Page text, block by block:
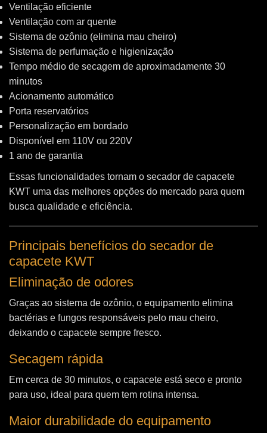
Ventilação eficiente
Ventilação com ar quente
Sistema de ozônio (elimina mau cheiro)
Sistema de perfumação e higienização
Tempo médio de secagem de aproximadamente 30
minutos
Acionamento automático
Porta reservatórios
Personalização em bordado
Disponível em 110V ou 220V
1 ano de garantia
Essas funcionalidades tornam o secador de capacete
KWT uma das melhores opções do mercado para quem
busca qualidade e eficiência.
Principais benefícios do secador de
capacete KWT
Eliminação de odores
Graças ao sistema de ozônio, o equipamento elimina
bactérias e fungos responsáveis pelo mau cheiro,
deixando o capacete sempre fresco.
Secagem rápida
Em cerca de 30 minutos, o capacete está seco e pronto
para uso, ideal para quem tem rotina intensa.
Maior durabilidade do equipamento